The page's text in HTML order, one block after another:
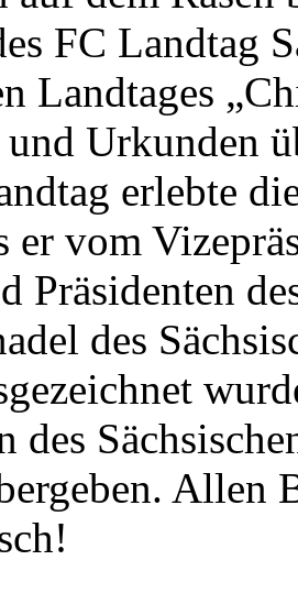
FC Landtag
Landtages
und Urkunden
erlebte
er vom
Präsidenten
des
des
Allen